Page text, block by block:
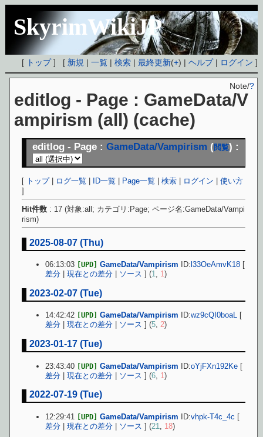
SkyrimWikiJP
[ トップ] [ 新規 |一覧 |検索 |最終更新(+) |ヘルプ| ログイン ]
editlog - Page : GameData/V
ampirism (all) (cache)
Note/?
editlog - Page :GameData/Vampirism (閲覧) :
[ トップ| ログ一覧 | ID一覧 | Page一覧 |検索 | ログイン |使い方
]
Hit件数 : 17 (対象:all; カテゴリ:Page; ページ名:GameData/Vampi
rism)
2025-08-07 (Thu)
06:13:03 [UPD] GameData/Vampirism ID: l33OeAmvK18 [
差分 |現在との差分 ソース ] (1, 1)
2023-02-07 (Tue)
14:42:42 [UPD] GameData/Vampirism ID:wz9cQI0boaL [
差分 |現在との差分 ソース ] (5,2)
2023-01-17 (Tue)
23:43:40 [UPD] GameData/Vampirism ID:oYjFXn192Ke [
差分 |現在との差分 | ソース ] (6 1)
2022-07-19 (Tue)
12:29:41 [UPD] GameData/Vampirism ID:vhpk-T4c_4c [
差分 |現在との差分 ソース ] (21 18)